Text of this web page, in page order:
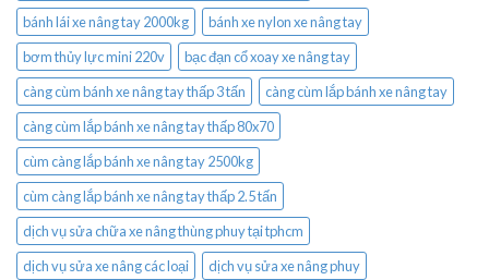
bánh lái xe nâng tay 2000kg
bánh xe nylon xe nâng tay
bơm thủy lực mini 220v
bạc đạn cổ xoay xe nâng tay
càng cùm bánh xe nâng tay thấp 3 tấn
càng cùm lắp bánh xe nâng tay
càng cùm lắp bánh xe nâng tay thấp 80x70
cùm càng lắp bánh xe nâng tay 2500kg
cùm càng lắp bánh xe nâng tay thấp 2.5 tấn
dịch vụ sửa chữa xe nâng thùng phuy tại tphcm
dịch vụ sửa xe nâng các loại
dịch vụ sửa xe nâng phuy